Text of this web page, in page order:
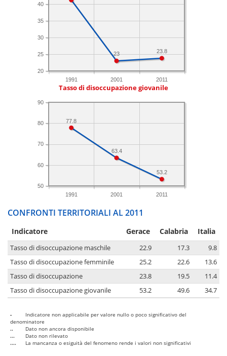
1991 2001 2011
20
25
30
35
40
23.8
23
Tasso di disoccupazione giovanile
1991 2001 2011
50
60
70
80
90
53.2
63.4
77.8
CONFRONTI TERRITORIALI AL 2011
Indicatore Gerace Calabria Italia
Tasso di disoccupazione maschile 22.9 17.3
9.8
Tasso di disoccupazione femminile
25.2 22.6
13.6
Tasso di disoccupazione
23.8 19.5
11.4
Tasso di disoccupazione giovanile
53.2 49.6 34.7
-
Indicatore non applicabile per valore nullo o poco significativo del
denominatore
..
Dato non ancora disponibile
...
Dato non rilevato
....
La mancanza o esiguità del fenomeno rende i valori non significativi